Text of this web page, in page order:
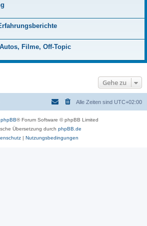
Filme, Off-Topic
Gehe zu
Alle Zeiten sind UTC+02:00
phpBB® Forum Software © phpBB Limited
Übersetzung durch phpBB.de
| Nutzungsbedingungen